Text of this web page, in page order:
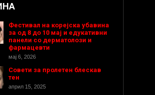
Фестивал на корејска убавина
за од 8 до 10 мај и едукативни
панели со дерматолози и
фармацевти
мај 6, 2026
Совети за пролетен блескав
тен
април 15, 2025